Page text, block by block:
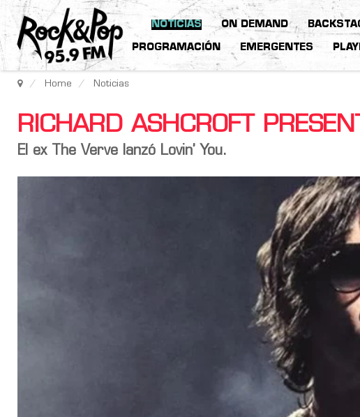
NOTICIAS ON DEMAND
PROGRAMACIÓN EMERGENTES
Home Noticias
RICHARD ASHCROFT
El ex The Verve lanzó Lovin’ You.